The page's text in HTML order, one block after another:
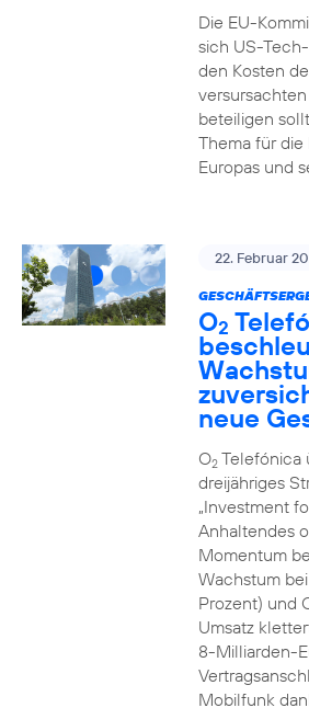
Die EU-
sich US-
den Kosten
beteiligen
Thema für die
Europas und
22. Februar
O2
neue
O2Telefónica
dreijähriges
„Investment
Anhaltendes
Momentum
Wachstum
Prozent) und
Umsatz
8-Milliarden-
Mobilfunk